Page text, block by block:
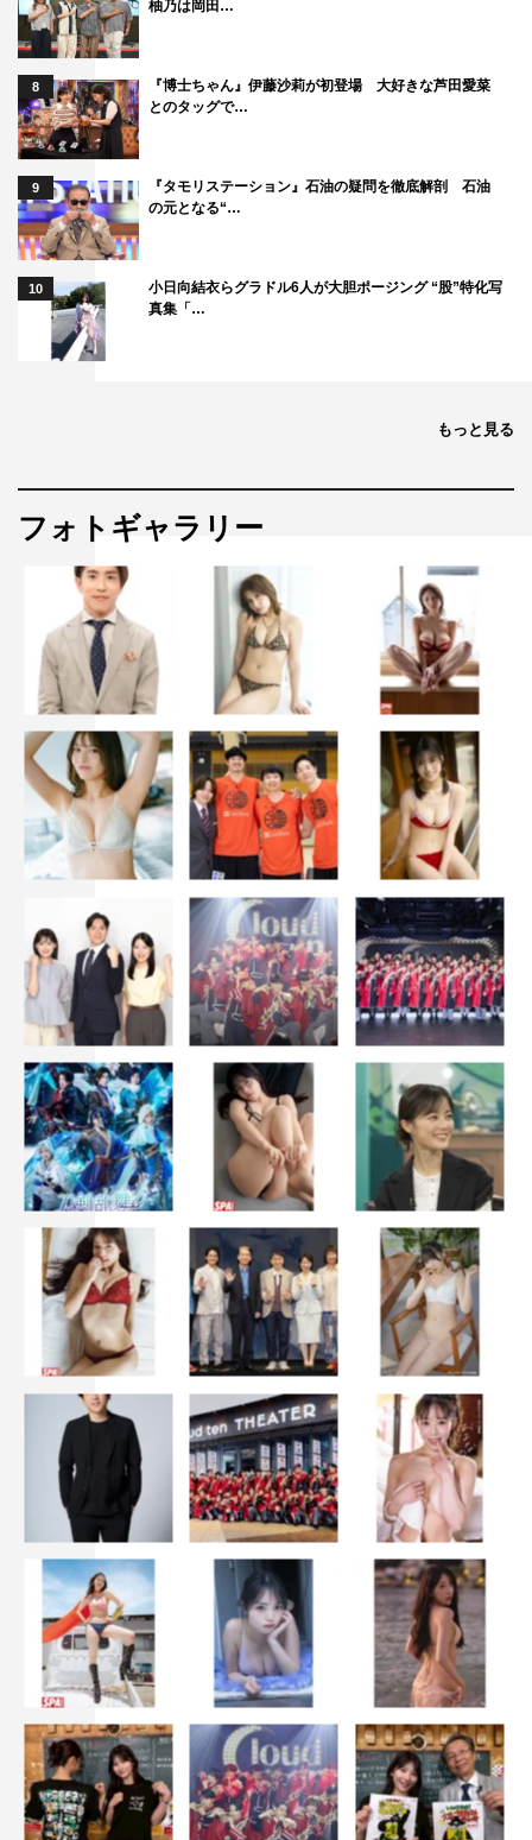
柚乃は岡田…
8
『博士ちゃん』伊藤沙莉が初登場 大好きな芦田愛菜
とのタッグで…
9
『タモリステーション』石油の疑問を徹底解剖 石油
の元となる“…
10
小日向結衣らグラドル6人が大胆ポージング “股”特化写
真集「…
もっと見る
フォトギャラリー